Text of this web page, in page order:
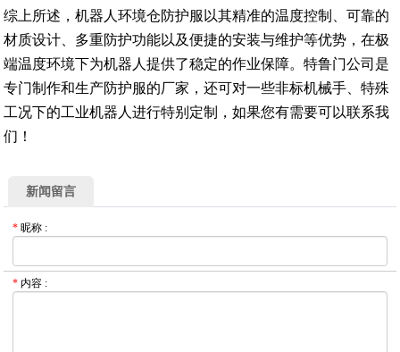
综上所述，机器人环境仓防护服以其精准的温度控制、可靠的
材质设计、多重防护功能以及便捷的安装与维护等优势，在极
端温度环境下为机器人提供了稳定的作业保障。特鲁门公司是
专门制作和生产防护服的厂家，还可对一些非标机械手、特殊
工况下的工业机器人进行特别定制，如果您有需要可以联系我
们！
新闻留言
* 昵称 :
* 内容 :